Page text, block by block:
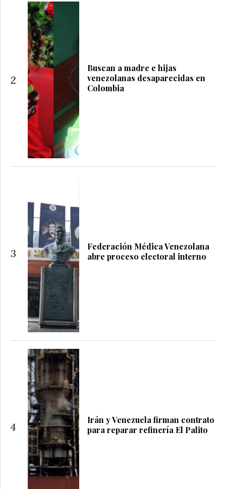
2
Buscan a madre e hijas
venezolanas desaparecidas en
Colombia
3
Federación Médica Venezolana
abre proceso electoral interno
4
Irán y Venezuela firman contrato
para reparar refinería El Palito